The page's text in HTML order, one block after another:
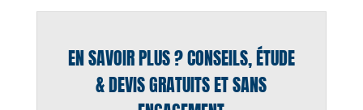
EN SAVOIR PLUS ? CONSEILS, ÉTUDE
& DEVIS GRATUITS ET SANS